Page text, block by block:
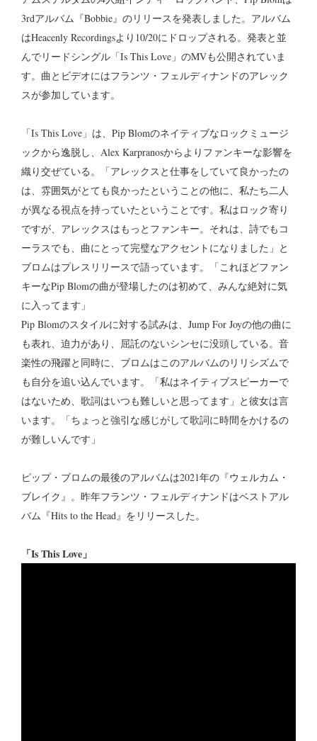
3rdアルバム『Bobbie』のリリースを発表しました。アルバム
はHeacenly Recordingsより10/20にドロップされる。発表と並
んでリードシングル「Is This Love」のMVも公開されていま
す。曲とビデオにはフランツ・フェルディナンドのアレック
スが参加しています。
「Is This Love」は、Pip Blomのネイティブなロックミュージ
ックから逸脱し、Alex Karpranosからよりファンキーな影響を
織り交ぜている。「アレックスと仕事をしていて良かったの
は、雰囲気がとても良かったということの他に、私たち二人
が異なる視点を持っていたということです。私はロック寄り
ですが、アレックスはもっとファンキー。それは、詩でもコ
ーラスでも、曲にとって完璧なアクセントになりました」と
ブロムはプレスリリースで語っています。「これほどファン
キーなPip Blomの曲が登場したのは初めて、みんな絶対に気
に入ってます」
Pip Blomのスタイルに対する試みは、Jump For Joyの他の曲に
も表れ、迫力があり、屈託のないシンセに没頭している。音
楽性の飛躍と同時に、ブロムはこのアルバムのリリシズムで
も自分を追い込んでいます。「私はネイティブスピーカーで
はないため、歌詞はいつも難しいと思ってます」と彼女は言
います。「ちょっと強引な感じがして歌詞に時間をかけるの
が難しいんです」
ピップ・ブロムの最後のアルバムは2021年の『ウェルカム・
ブレイク』。昨年フランツ・フェルディナンドはベストアル
バム『Hits to the Head』をリリースした。
「Is This Love」